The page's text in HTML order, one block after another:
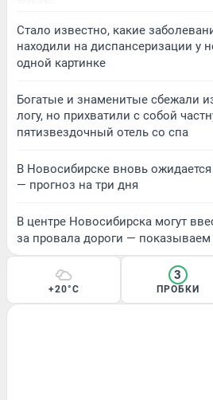
Стало известно, какие
находили на диспансеризации у
одной картинке
Богатые и знаменитые сбежали
логу, но прихватили с собой
пятизвездочный отель со спа
В Новосибирске вновь ожидается
— прогноз на три дня
В центре Новосибирска могут
за провала дороги — показываем
+20°C
3
ПРОБКИ